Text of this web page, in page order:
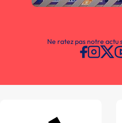
Ne ratez pas notre actu